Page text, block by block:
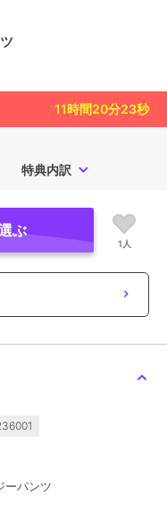
11時間20分22秒
特典内訳
ぶ
1人
ーパンツ